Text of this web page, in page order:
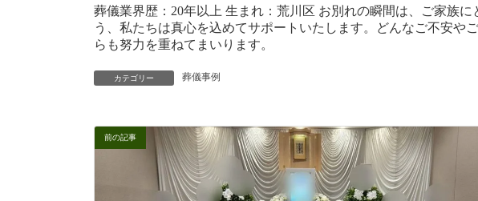
葬儀業界歴：20年以上 生まれ：荒川区 お別れの瞬間は、ご家族
う、私たちは真心を込めてサポートいたします。どんなご不安
らも努力を重ねてまいります。
カテゴリー 葬儀事例
前の記事